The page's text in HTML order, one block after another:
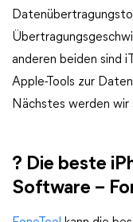
anderen beiden sind
Apple-Tools zur
Nächstes werden wir
? Die beste
Software –